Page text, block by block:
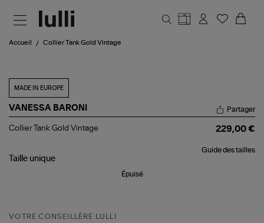
Accueil Collier Tank Gold Vintage
MADE IN EUROPE
VANESSA BARONI
Collier
Vintage
Partager
Collier Tank Gold Vintage 229,00 €
Guide des tailles
Taille unique
Épuisé
VOTRE CONSEILLÈRE LULLI